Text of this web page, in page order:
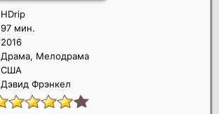
HDrip
97 мин.
2016
Драма, Мелодрама
США
Дэвид Фрэнкел